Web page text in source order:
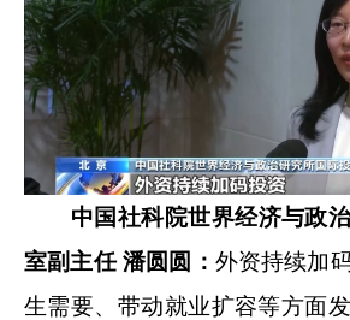
中国社科院世界经济与政
室副主任 潘圆圆： 外资持续加
生需要、带动就业扩容等方面